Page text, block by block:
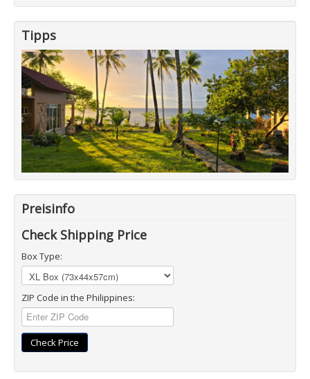
Tipps
Preisinfo
Check Shipping Price
Box Type:
ZIP Code in the Philippines:
Check Price